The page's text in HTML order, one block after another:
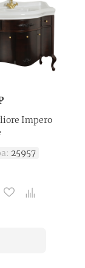
Impero
25957